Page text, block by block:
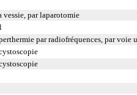
par laparotomie
par radiofréquences, par voie